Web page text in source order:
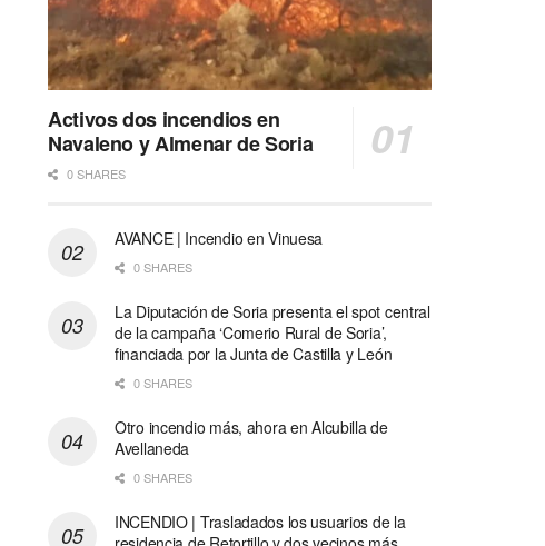
Activos dos incendios en
Navaleno y Almenar de Soria
0 SHARES
AVANCE | Incendio en Vinuesa
0 SHARES
La Diputación de Soria presenta el spot central
de la campaña ‘Comerio Rural de Soria’,
financiada por la Junta de Castilla y León
0 SHARES
Otro incendio más, ahora en Alcubilla de
Avellaneda
0 SHARES
INCENDIO | Trasladados los usuarios de la